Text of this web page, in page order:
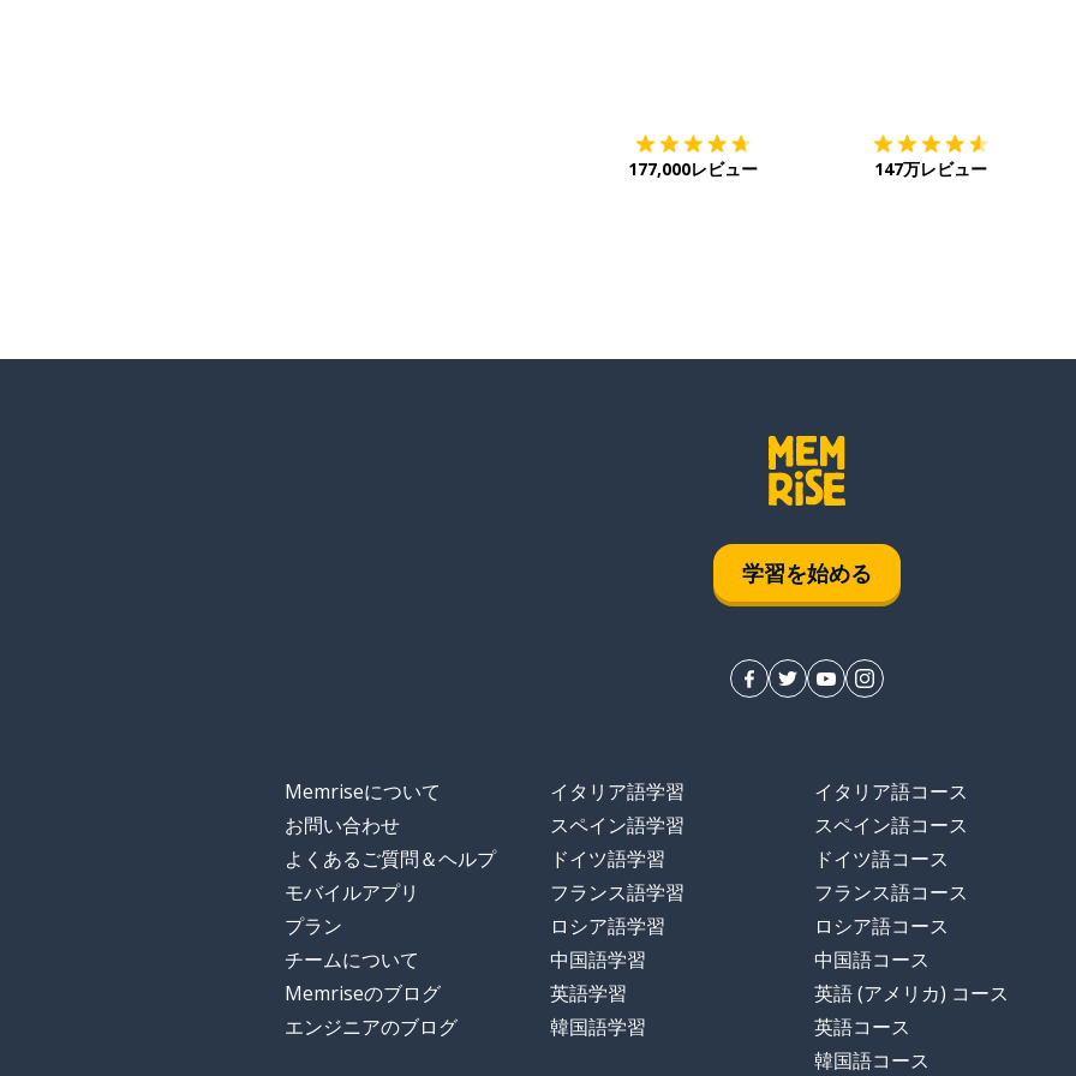
177,000レビュー 147万レビュー
学習を始める
Memriseについて
お問い合わせ
よくあるご質問＆ヘルプ
モバイルアプリ
プラン
チームについて
Memriseのブログ
エンジニアのブログ
イタリア語学習
スペイン語学習
ドイツ語学習
フランス語学習
ロシア語学習
中国語学習
英語学習
韓国語学習
イタリア語コース
スペイン語コース
ドイツ語コース
フランス語コース
ロシア語コース
中国語コース
英語 (アメリカ) コース
英語コース
韓国語コース